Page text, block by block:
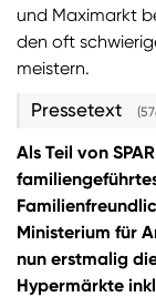
und Maximarkt
den oft
meistern.
Pressetext
Als Teil von
Ministerium für
nun erstmalig
Hypermärkte